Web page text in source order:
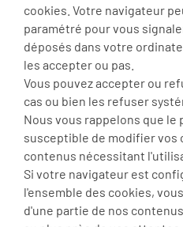
cookies. Votre navigateur
paramétré pour vous
déposés dans votre
les accepter ou pas.
Vous pouvez accepter ou
cas ou bien les refuser
Nous vous rappelons que le
susceptible de modifier vos
contenus nécessitant
Si votre navigateur est
l'ensemble des cookies,
d'une partie de nos